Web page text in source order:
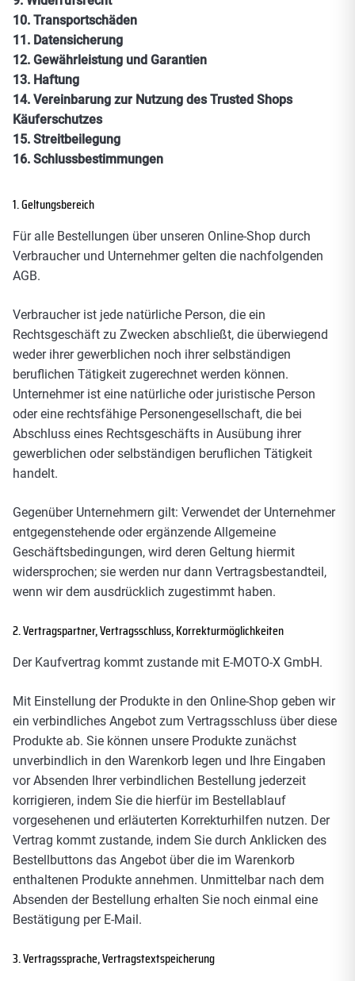
KIDS
VOLAR SPORT 16 Zoll Laufrad Hinterrad
Talaria Sting
MEFO MOUSSE Offroad-Mousse 19 Zoll
70/100-19
124,90 €
SCHNELLZUGRIFF
Komplett-Räder
Alle Räder & Reifen
MAGURA Blenden-Ringe MT-Serie/ Typ 4-
Kolben-Bremszange
ESJOT SPEED-UP Antriebs-Ritzel Ultra Bee
14T-520
15,50 €
SCHNELLZUGRIFF
Alle Parts & Upgrades
Talaria Parts
RFN Parts
SURRON Ultra Bee
KKE Federgabel Service Kit SURRON Ultra
Bee
MAGURA Service-Kit CORE/ Entlüftungs-Kit 46,50 €
SCHNELLZUGRIFF
Alle Werkstatt & Wartung
10. Transportschäden
11. Datensicherung
12. Gewährleistung und Garantien
13. Haftung
14. Vereinbarung zur Nutzung des Trusted Shops
Käuferschutzes
15. Streitbeilegung
16. Schlussbestimmungen
1. Geltungsbereich
Für alle Bestellungen über unseren Online-Shop durch
Verbraucher und Unternehmer gelten die nachfolgenden
AGB.
Verbraucher ist jede natürliche Person, die ein
Rechtsgeschäft zu Zwecken abschließt, die überwiegend
weder ihrer gewerblichen noch ihrer selbständigen
beruflichen Tätigkeit zugerechnet werden können.
Unternehmer ist eine natürliche oder juristische Person
oder eine rechtsfähige Personengesellschaft, die bei
Abschluss eines Rechtsgeschäfts in Ausübung ihrer
gewerblichen oder selbständigen beruflichen Tätigkeit
handelt.
Gegenüber Unternehmern gilt: Verwendet der Unternehmer
entgegenstehende oder ergänzende Allgemeine
Geschäftsbedingungen, wird deren Geltung hiermit
widersprochen; sie werden nur dann Vertragsbestandteil,
wenn wir dem ausdrücklich zugestimmt haben.
2. Vertragspartner, Vertragsschluss, Korrekturmöglichkeiten
Der Kaufvertrag kommt zustande mit E-MOTO-X GmbH.
Mit Einstellung der Produkte in den Online-Shop geben wir
ein verbindliches Angebot zum Vertragsschluss über diese
Produkte ab. Sie können unsere Produkte zunächst
unverbindlich in den Warenkorb legen und Ihre Eingaben
vor Absenden Ihrer verbindlichen Bestellung jederzeit
korrigieren, indem Sie die hierfür im Bestellablauf
vorgesehenen und erläuterten Korrekturhilfen nutzen. Der
Vertrag kommt zustande, indem Sie durch Anklicken des
Bestellbuttons das Angebot über die im Warenkorb
enthaltenen Produkte annehmen. Unmittelbar nach dem
Absenden der Bestellung erhalten Sie noch einmal eine
Bestätigung per E-Mail.
3. Vertragssprache, Vertragstextspeicherung